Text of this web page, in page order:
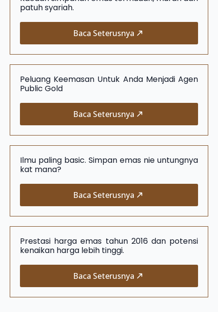
patuh syariah.
Baca Seterusnya
Peluang Keemasan Untuk Anda Menjadi Agen
Public Gold
Baca Seterusnya
Ilmu paling basic. Simpan emas nie untungnya
kat mana?
Baca Seterusnya
Prestasi harga emas tahun 2016 dan potensi
kenaikan harga lebih tinggi.
Baca Seterusnya